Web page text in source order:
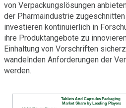
von Verpackungslösungen
der Pharmaindustrie
investieren kontinuierlich in
ihre Produktangebote zu
Einhaltung von Vorschriften
wandelnden Anforderungen der
werden.